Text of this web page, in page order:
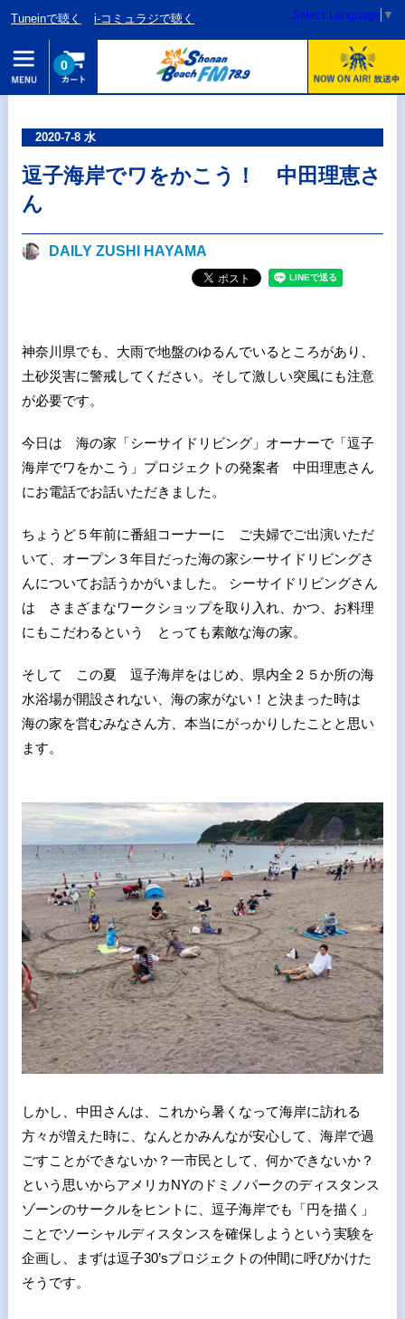
Tuneinで聴く i-コミュラジで聴く Select Language ▼
0
2020-7-8 水
逗子海岸でワをかこう！ 中田理恵さ
ん
DAILY ZUSHI HAYAMA
神奈川県でも、大雨で地盤のゆるんでいるところがあり、
土砂災害に警戒してください。そして激しい突風にも注意
が必要です。
今日は 海の家「シーサイドリビング」オーナーで「逗子
海岸でワをかこう」プロジェクトの発案者 中田理恵さん
にお電話でお話いただきました。
ちょうど５年前に番組コーナーに ご夫婦でご出演いただ
いて、オープン３年目だった海の家シーサイドリビングさ
んについてお話うかがいました。 シーサイドリビングさん
は さまざまなワークショップを取り入れ、かつ、お料理
にもこだわるという とっても素敵な海の家。
そして この夏 逗子海岸をはじめ、県内全２５か所の海
水浴場が開設されない、海の家がない！と決まった時は
海の家を営むみなさん方、本当にがっかりしたことと思い
ます。
しかし、中田さんは、これから暑くなって海岸に訪れる
方々が増えた時に、なんとかみんなが安心して、海岸で過
ごすことができないか？一市民として、何かできないか？
という思いからアメリカNYのドミノパークのディスタンス
ゾーンのサークルをヒントに、逗子海岸でも「円を描く」
ことでソーシャルディスタンスを確保しようという実験を
企画し、まずは逗子30’sプロジェクトの仲間に呼びかけた
そうです。